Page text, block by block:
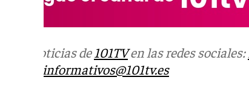
Más noticias de 101TVen las redes sociales:
informativos@101tv.es